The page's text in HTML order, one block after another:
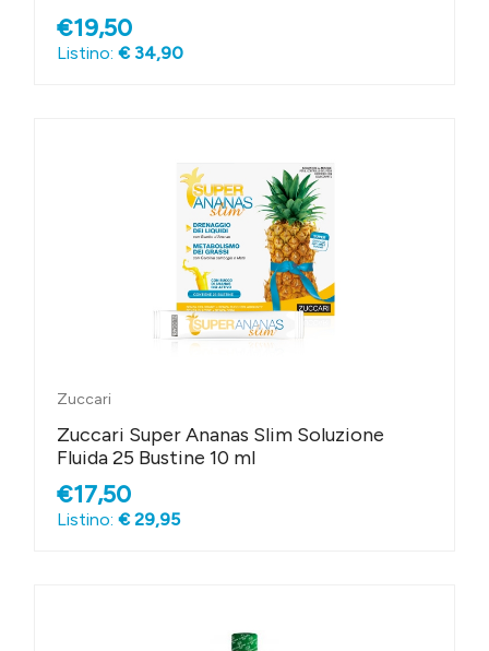
€19,50
Listino: € 34,90
Zuccari
Zuccari Super Ananas Slim Soluzione
Fluida 25 Bustine 10 ml
€17,50
Listino: € 29,95